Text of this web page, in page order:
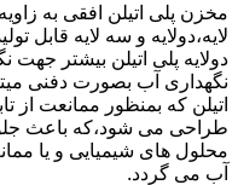
مخزن پلی اتیلن افقی به
لایه،دولایه و سه لایه قابل
دولایه پلی اتیلن بیشتر جهت
نگهداری آب بصورت دفنی
اتیلن که بمنظور ممانعت از
طراحی می شود،که باعث
محلول های شیمیایی و یا
آب می گردد.